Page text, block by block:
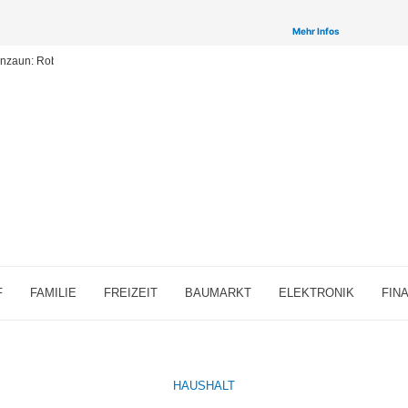
Mehr Infos
Robuste und vielseitige Zäune für Ihr Grundstück
FAMILIE FREIZEIT BAUMARKT ELEKTRONIK
HAUSHALT